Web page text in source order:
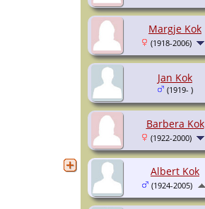
Margje Kok
(1918-2006)
Jan Kok
(1919- )
Barbera Kok
(1922-2000)
Albert Kok
(1924-2005)